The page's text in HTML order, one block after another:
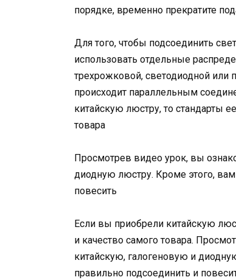
порядке, временно прекратите
Для того, чтобы подсоединить
использовать отдельные
трехрожковой, светодиодной или
происходит параллельным
китайскую люстру, то стандарты
товара
Просмотрев видео урок, вы
диодную люстру. Кроме этого,
повесить
Если вы приобрели китайскую
и качество самого товара.
китайскую, галогеновую и
правильно подсоединить и